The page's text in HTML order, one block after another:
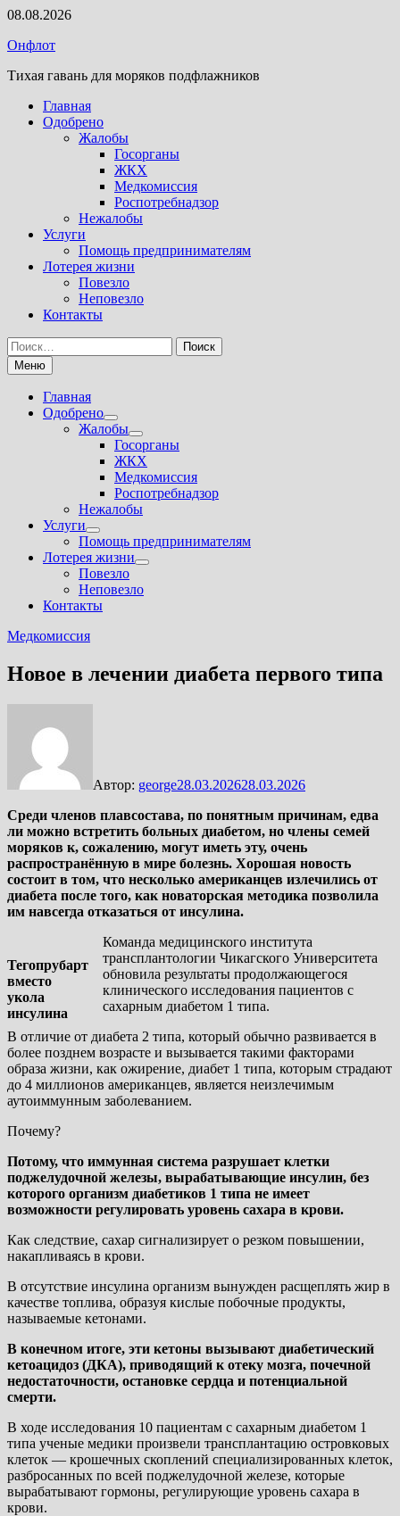
Перейти
содержимому
08.08.2026
Онфлот
Тихая гавань для моряков подфлажников
Главная
Одобрено
Жалобы
Госорганы
ЖКХ
Медкомиссия
Роспотребнадзор
Нежалобы
Услуги
Помощь предпринимателям
Лотерея жизни
Повезло
Неповезло
Контакты
Найти:
Меню
Главная
Одобрено
Показать
подменю
Жалобы
Показать
подменю
Госорганы
ЖКХ
Медкомиссия
Роспотребнадзор
Нежалобы
Услуги
Показать
подменю
Помощь предпринимателям
Лотерея жизни
Показать
Повезло
Неповезло
Контакты
Медкомиссия
Новое в лечении диабета первого типа
Автор: george28.03.202628.03.2026
Среди членов плавсостава, по понятным причинам, едва
ли можно встретить больных диабетом, но члены семей
моряков к, сожалению, могут иметь эту, очень
распространённую в мире болезнь. Хорошая новость
состоит в том, что несколько американцев излечились от
диабета после того, как новаторская методика позволила
им навсегда отказаться от инсулина.
Тегопрубарт
вместо
укола
инсулина
Команда медицинского института
трансплантологии Чикагского Университета
обновила результаты продолжающегося
клинического исследования пациентов с
сахарным диабетом 1 типа.
В отличие от диабета 2 типа, который обычно развивается в
более позднем возрасте и вызывается такими факторами
образа жизни, как ожирение, диабет 1 типа, которым страдают
до 4 миллионов американцев, является неизлечимым
аутоиммунным заболеванием.
Почему?
Потому, что иммунная система разрушает клетки
поджелудочной железы, вырабатывающие инсулин, без
которого организм диабетиков 1 типа не имеет
возможности регулировать уровень сахара в крови.
Как следствие, сахар сигнализирует о резком повышении,
накапливаясь в крови.
В отсутствие инсулина организм вынужден расщеплять жир в
качестве топлива, образуя кислые побочные продукты,
называемые кетонами.
В конечном итоге, эти кетоны вызывают диабетический
кетоацидоз (ДКА), приводящий к отеку мозга, почечной
недостаточности, остановке сердца и потенциальной
смерти.
В ходе исследования 10 пациентам с сахарным диабетом 1
типа ученые медики произвели трансплантацию островковых
клеток — крошечных скоплений специализированных клеток,
разбросанных по всей поджелудочной железе, которые
вырабатывают гормоны, регулирующие уровень сахара в
крови.